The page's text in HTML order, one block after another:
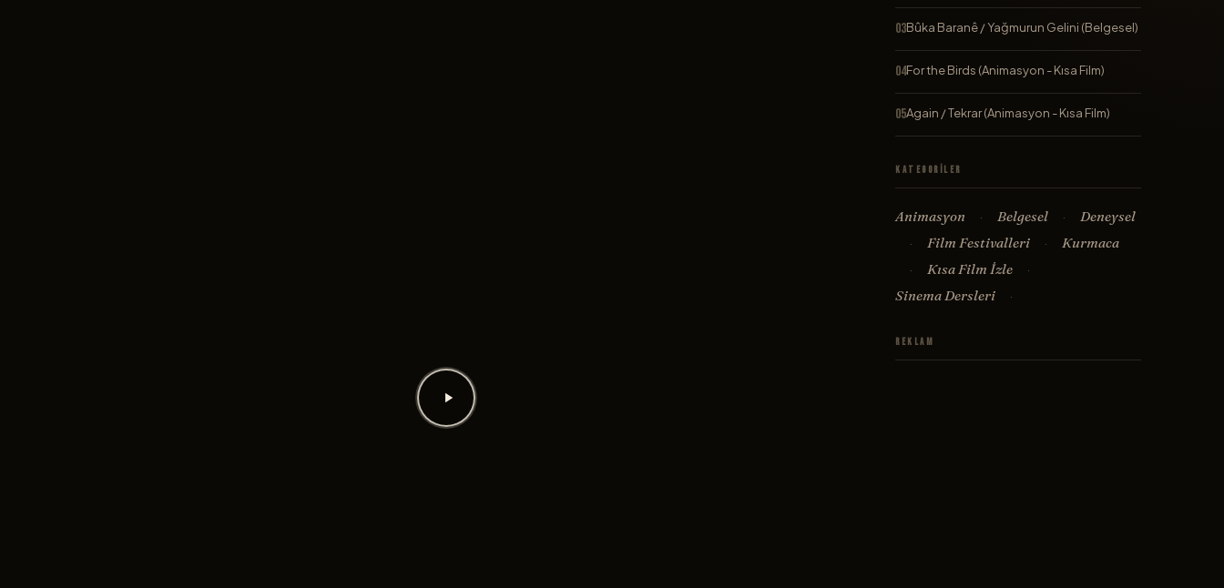
Bûka Baranê / Yağmurun Gelini (Belgesel)
For the Birds (Animasyon - Kısa Film)
Again / Tekrar (Animasyon - Kısa Film)
Kategoriler
Animasyon · Belgesel · Deneysel
· Film Festivalleri · Kurmaca
· Kısa Film İzle ·
Sinema Dersleri ·
Reklam